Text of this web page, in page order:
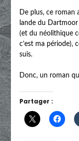
De plus, ce roman
lande du Dartmoor
(et du néolithique
c’est ma période),
suis.
Donc, un roman
Partager :